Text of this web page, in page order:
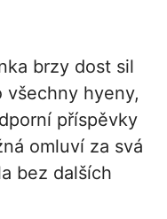
brzy dost sil
všechny hyeny,
příspěvky
omluví za svá
bez dalších